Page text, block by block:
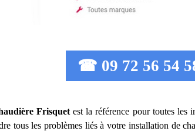
☎ 09 72 56 54
Frisquet est la référence pour toutes les
tous les problèmes liés à votre installation de